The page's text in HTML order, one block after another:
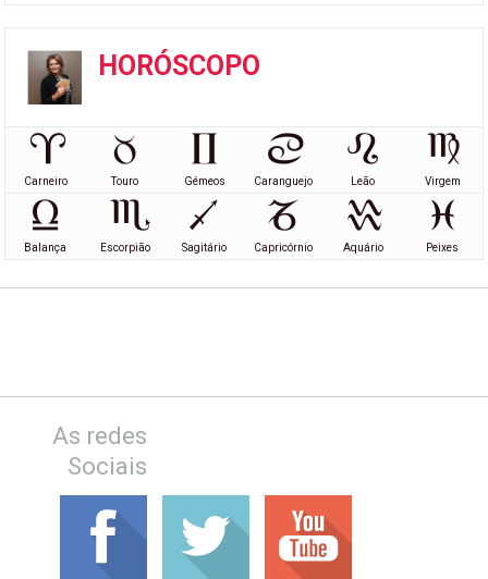
HORÓSCOPO
Carneiro Touro Gémeos Caranguejo Leão Virgem
Balança Escorpião Sagitário Capricórnio Aquário Peixes
As redes
Sociais